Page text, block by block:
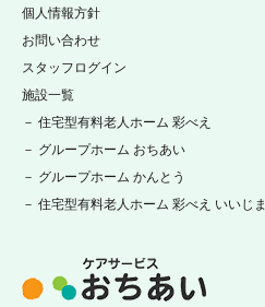
施設一覧
－ 住宅型有料老人ホーム 彩べえ
－ グループホーム おちあい
－ グループホーム かんとう
－ 住宅型有料老人ホーム 彩べえ いいじま
個人情報方針
お問い合わせ
スタッフログイン